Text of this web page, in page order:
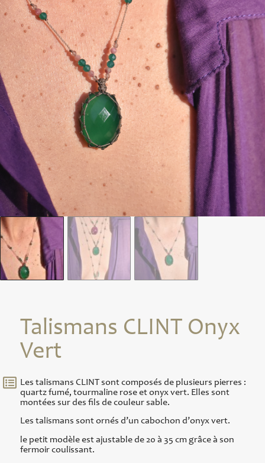
Talismans CLINT Onyx
Vert
Les talismans CLINT sont composés de plusieurs pierres :
quartz fumé, tourmaline rose et onyx vert. Elles sont
montées sur des fils de couleur sable.
Les talismans sont ornés d’un cabochon d’onyx vert.
le petit modèle est ajustable de 20 à 35 cm grâce à son
fermoir coulissant.